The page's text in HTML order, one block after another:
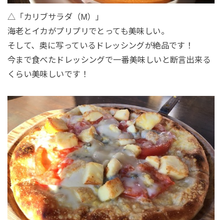
△「カリブサラダ（M）」
海老とイカがプリプリでとっても美味しい。
そして、奥に写っているドレッシングが絶品です！
今まで食べたドレッシングで一番美味しいと断言出来る
くらい美味しいです！